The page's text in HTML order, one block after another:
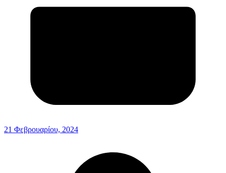
21 Φεβρουαρίου, 2024